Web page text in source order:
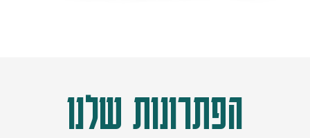
הפתרונות שלנו